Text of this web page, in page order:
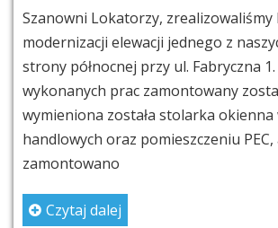
Szanowni Lokatorzy,
modernizacji elewacji jednego z
strony północnej przy ul. Fabryczna
wykonanych prac zamontowany
wymieniona została stolarka okienna
handlowych oraz pomieszczeniu PEC,
zamontowano
Czytaj dalej